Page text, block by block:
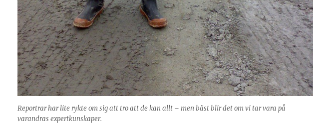
Reportrar har lite rykte om sig att tro att de kan allt – men bäst blir det om vi tar vara på
varandras expertkunskaper.